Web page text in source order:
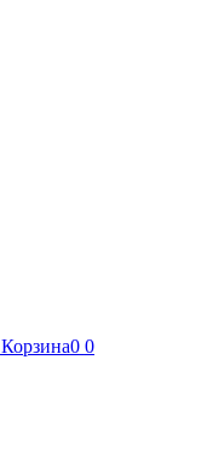
Корзина0 0